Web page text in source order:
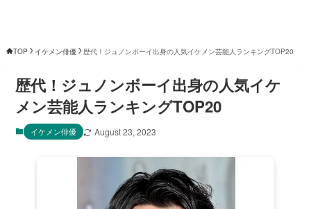
TOP イケメン俳優 歴代！ジュノンボーイ出身の人気イケメン芸能人ランキングTOP20
歴代！ジュノンボーイ出身の人気イケ
メン芸能人ランキングTOP20
イケメン俳優 August 23, 2023